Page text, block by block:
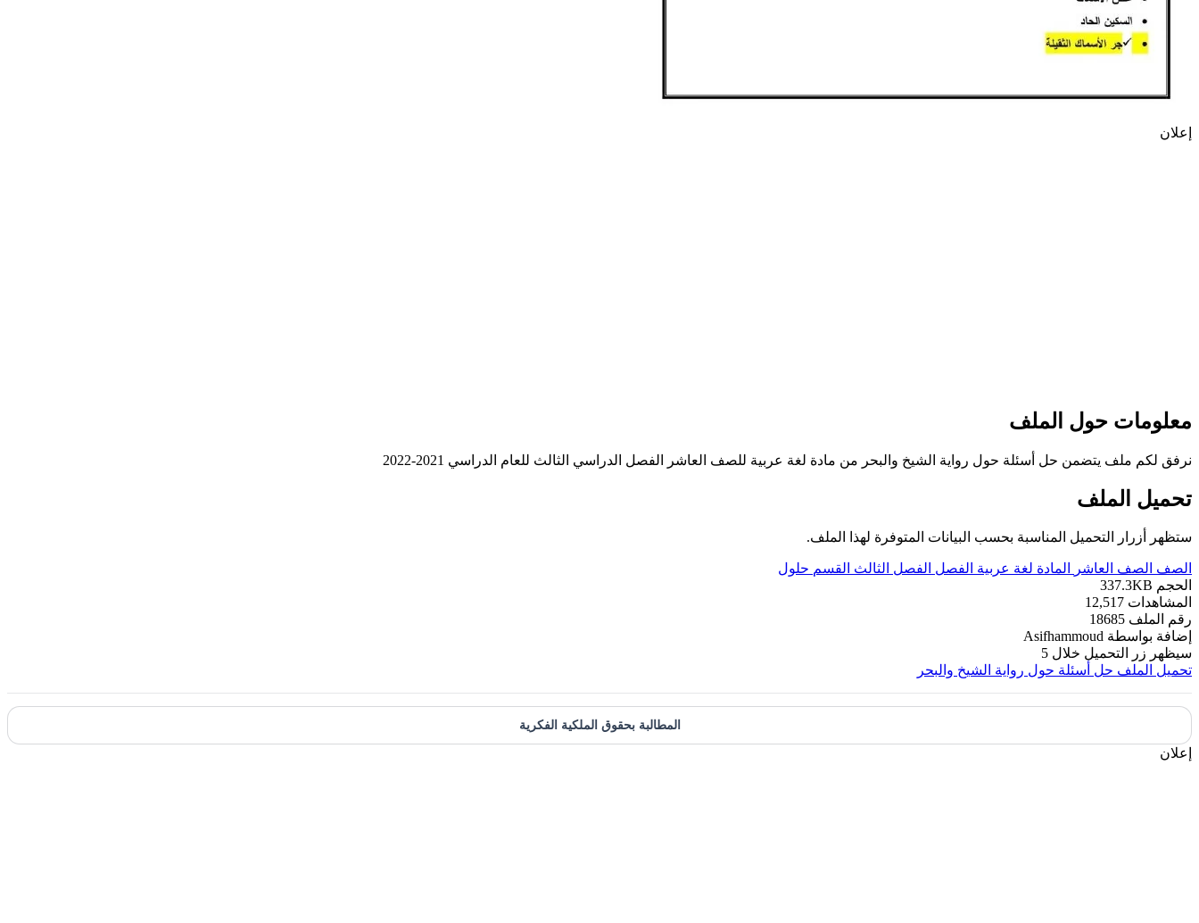
إعلان
معلومات حول الملف
نرفق لكم ملف يتضمن حل أسئلة حول رواية الشيخ والبحر من مادة لغة عربية للصف العاشر الفصل الدراسي الثالث للعام الدراسي 2021-2022
تحميل الملف
ستظهر أزرار التحميل المناسبة بحسب البيانات المتوفرة لهذا الملف.
الصف الصف العاشر المادة لغة عربية الفصل الفصل الثالث القسم حلول
الحجم 337.3KB
المشاهدات 12,517
رقم الملف 18685
إضافة بواسطة Asifhammoud
سيظهر زر التحميل خلال 5
تحميل الملف حل أسئلة حول رواية الشيخ والبحر
المطالبة بحقوق الملكية الفكرية
إعلان